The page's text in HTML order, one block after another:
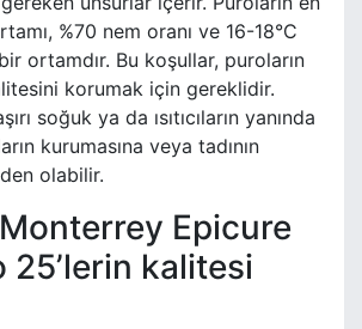
%70 nem oranı ve 16-18°C
ortamdır. Bu koşullar, puroların
korumak için gereklidir.
soğuk ya da ısıtıcıların yanında
kurumasına veya tadının
olabilir.
Epicure
25’lerin kalitesi